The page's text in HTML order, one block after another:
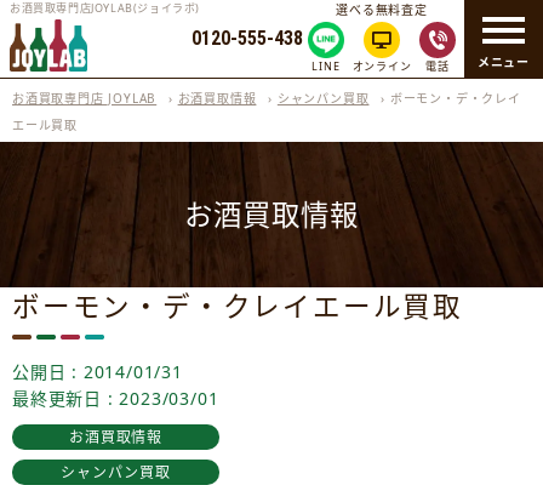
メニュー
お酒買取専門店JOYLAB(ジョイラボ)
0120-555-438
選べる無料査定
LINE オンライン 電話
お酒買取専門店 JOYLAB › お酒買取情報 › シャンパン買取 › ボーモン・デ・クレイ
エール買取
お酒買取情報
ボーモン・デ・クレイエール買取
公開日 : 2014/01/31
最終更新日 : 2023/03/01
お酒買取情報
シャンパン買取